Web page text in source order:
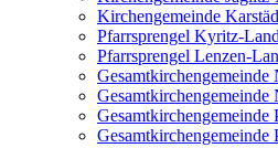
Kirchengemeinde
Pfarrsprengel Kyritz-Land
Pfarrsprengel Lenzen-
Gesamtkirchengemeinde
Gesamtkirchengemeinde
Gesamtkirchengemeinde